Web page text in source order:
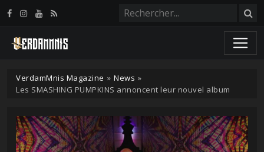
VerdamMnis Magazine » News »
Les SMASHING PUMPKINS annoncent leur nouvel album
Panneau de gestion des cookies